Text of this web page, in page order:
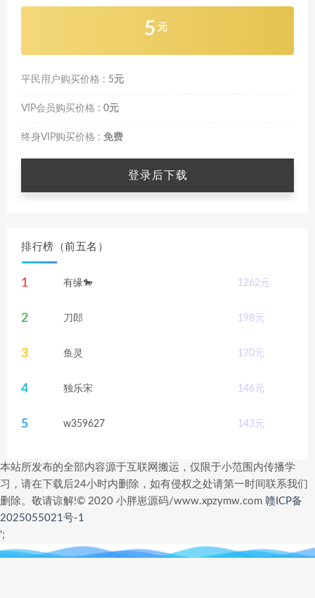
5 元
平民用户购买价格 : 5元
VIP会员购买价格 : 0元
终身VIP购买价格 : 免费
登录后下载
排行榜（前五名）
1 有缘🐎 1262元
2 刀郎 198元
3 鱼灵 170元
4 独乐宋 146元
5 w359627 143元
本站所发布的全部内容源于互联网搬运，仅限于小范围内传播学
习，请在下载后24小时内删除，如有侵权之处请第一时间联系我们
删除。敬请谅解!© 2020 小胖崽源码/www.xpzymw.com 赣ICP备
2025055021号-1
';